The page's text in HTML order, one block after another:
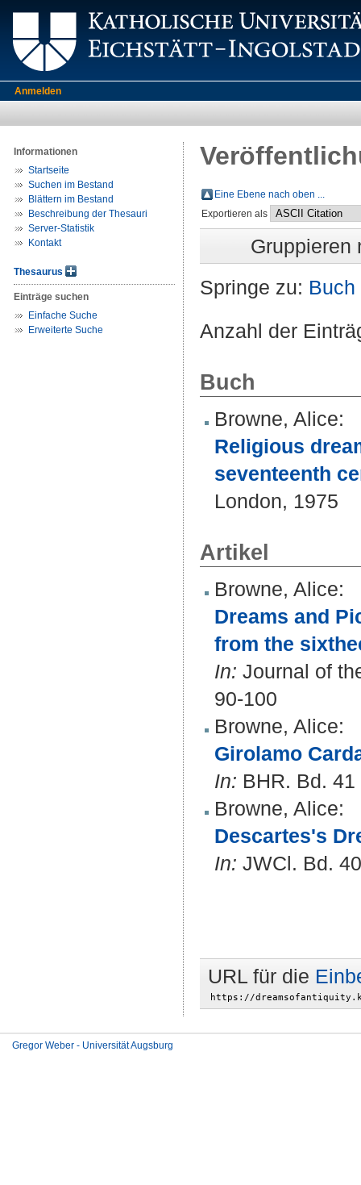
Anmelden
Informationen
Startseite
Suchen im Bestand
Blättern im Bestand
Beschreibung der Thesauri
Server-Statistik
Kontakt
Thesaurus
Einträge suchen
Einfache Suche
Erweiterte Suche
Eine Ebene nach oben ...
Exportieren als
Gruppieren
Springe zu: Buch
Anzahl der
Buch
Browne, Alice:
Religious
seventeenth
London, 1975
Artikel
Browne, Alice:
Dreams and
from the
In: Journal of
90-100
Browne, Alice:
Girolamo
In: BHR. Bd.
Browne, Alice:
Descartes's
In: JWCl. Bd.
URL für die
Gregor Weber - Universität Augsburg